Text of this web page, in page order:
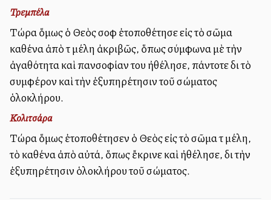
Τρεμπέλα
Τώρα ὅμως ὁ Θεὸς σοφὰ ἐτοποθέτησε εἰς τὸ σῶμα
καθένα ἀπὸ τὰ μέλη ἀκριβῶς, ὅπως σύμφωνα μὲ τὴν
ἀγαθότητα καὶ πανσοφίαν του ἠθέλησε, πάντοτε διὰ τὸ
συμφέρον καὶ τὴν ἐξυπηρέτησιν τοῦ σώματος
ὁλοκλήρου.
Κολιτσάρα
Τώρα ὅμως ἐτοποθέτησεν ὁ Θεὸς εἰς τὸ σῶμα τὰ μέλη,
τὸ καθένα ἀπὸ αὐτά, ὅπως ἔκρινε καὶ ἠθέλησε, διὰ τὴν
ἐξυπηρέτησιν ὁλοκλήρου τοῦ σώματος.